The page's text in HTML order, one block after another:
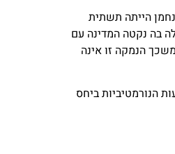
הייתה תשתית
בה נקטה המדינה עם
הנמקה זו אינה
הנורמטיביות ביחס